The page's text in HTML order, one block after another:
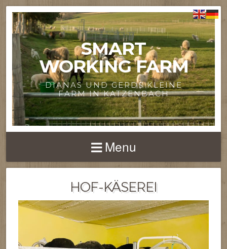
SMART
WORKING FARM
DIANAS UND GERDS KLEINE
FARM IN KATZENBACH
Menu
HOF-KÄSEREI